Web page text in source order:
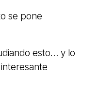
se pone
esto… y lo